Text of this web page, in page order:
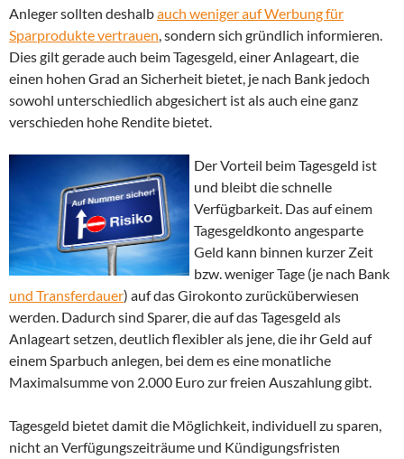
Anleger sollten deshalbauch weniger auf Werbung für
Sparprodukte vertrauen, sondern sich gründlich informieren.
Dies gilt gerade auch beim Tagesgeld, einer Anlageart, die
einen hohen Grad an Sicherheit bietet, je nach Bank jedoch
sowohl unterschiedlich abgesichert ist als auch eine ganz
verschieden hohe Rendite bietet.
Der Vorteil beim Tagesgeld ist
und bleibt die schnelle
Verfügbarkeit. Das auf einem
Tagesgeldkonto angesparte
Geld kann binnen kurzer Zeit
bzw. weniger Tage (je nach Bank
und Transferdauer) auf das Girokonto zurücküberwiesen
werden. Dadurch sind Sparer, die auf das Tagesgeld als
Anlageart setzen, deutlich flexibler als jene, die ihr Geld auf
einem Sparbuch anlegen, bei dem es eine monatliche
Maximalsumme von 2.000 Euro zur freien Auszahlung gibt.
Tagesgeld bietet damit die Möglichkeit, individuell zu sparen,
nicht an Verfügungszeiträume und Kündigungsfristen